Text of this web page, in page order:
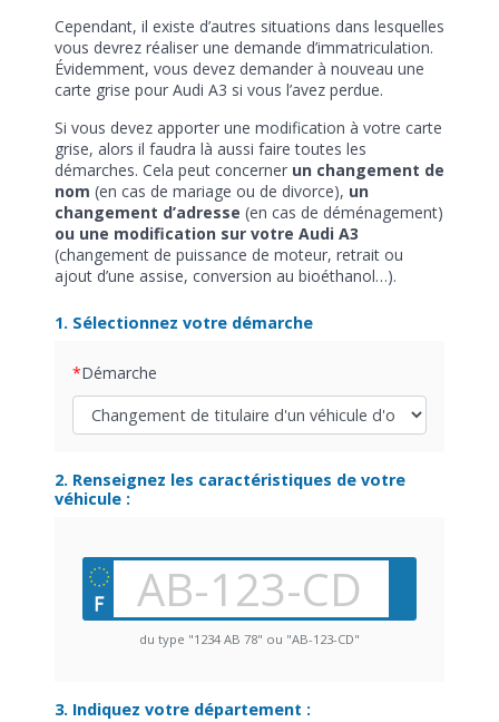
Cependant, il existe d’autres situations dans lesquelles
vous devrez réaliser une demande d’immatriculation.
Évidemment, vous devez demander à nouveau une
carte grise pour Audi A3 si vous l’avez perdue.
Si vous devez apporter une modification à votre carte
grise, alors il faudra là aussi faire toutes les
démarches. Cela peut concerner un changement de
nom (en cas de mariage ou de divorce), un
changement d’adresse (en cas de déménagement)
ou une modification sur votre Audi A3
(changement de puissance de moteur, retrait ou
ajout d’une assise, conversion au bioéthanol…).
1. Sélectionnez votre démarche
Démarche
2. Renseignez les caractéristiques de votre
véhicule :
du type "1234 AB 78" ou "AB-123-CD"
3. Indiquez votre département :